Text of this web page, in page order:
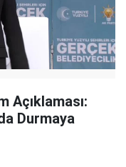
Açıklaması:
Durmaya